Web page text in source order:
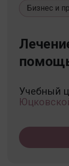
Бизнес и
Учебный